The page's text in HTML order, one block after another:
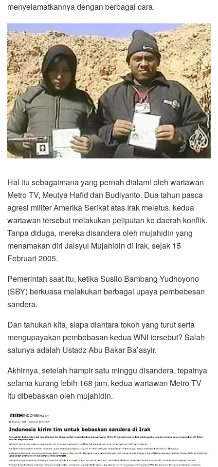
menyelamatkannya dengan berbagai cara.
Hal itu sebagaimana yang pernah dialami oleh wartawan
Metro TV, Meutya Hafid dan Budiyanto. Dua tahun pasca
agresi militer Amerika Serikat atas Irak meletus, kedua
wartawan tersebut melakukan peliputan ke daerah konflik.
Tanpa diduga, mereka disandera oleh mujahidin yang
menamakan diri Jaisyul Mujahidin di Irak, sejak 15
Februari 2005.
Pemerintah saat itu, ketika Susilo Bambang Yudhoyono
(SBY) berkuasa melakukan berbagai upaya pembebesan
sandera.
Dan tahukah kita, siapa diantara tokoh yang turut serta
mengupayakan pembebasan kedua WNI tersebut? Salah
satunya adalah Ustadz Abu Bakar Ba’asyir.
Akhirnya, setelah hampir satu minggu disandera, tepatnya
selama kurang lebih 168 jam, kedua wartawan Metro TV
itu dibebaskan oleh mujahidin.